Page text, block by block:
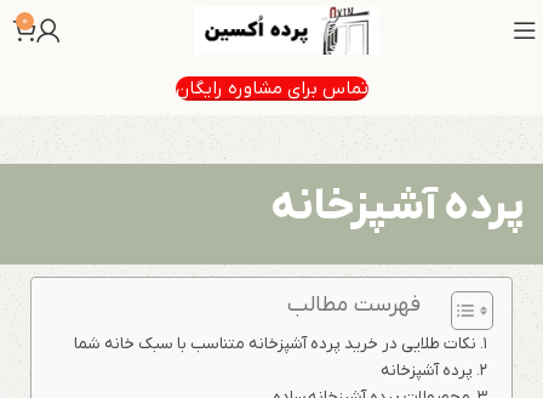
0
تماس برای مشاوره رایگان
پرده آشپزخانه
فهرست مطالب
نکات طلایی در خرید پرده آشپزخانه متناسب با سبک خانه شما
پرده آشپزخانه